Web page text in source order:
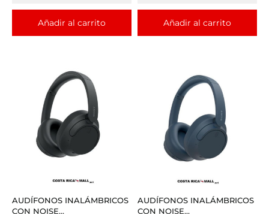
Añadir al carrito Añadir al carrito
AUDÍFONOS INALÁMBRICOS
CON NOISE...
AUDÍFONOS INALÁMBRICOS
CON NOISE...